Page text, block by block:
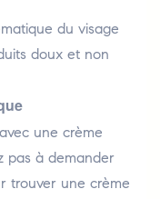
du visage
doux et non
une crème
pas à demander
trouver une crème